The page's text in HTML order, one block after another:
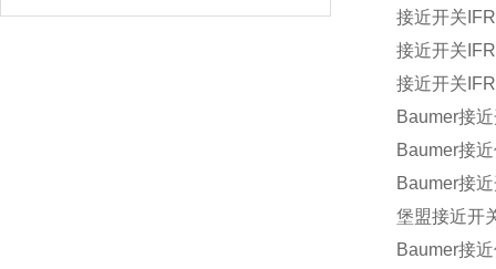
接近开关
接近开关
接近开关
Baumer接
Baumer接
Baumer接
堡盟接近开
Baumer接